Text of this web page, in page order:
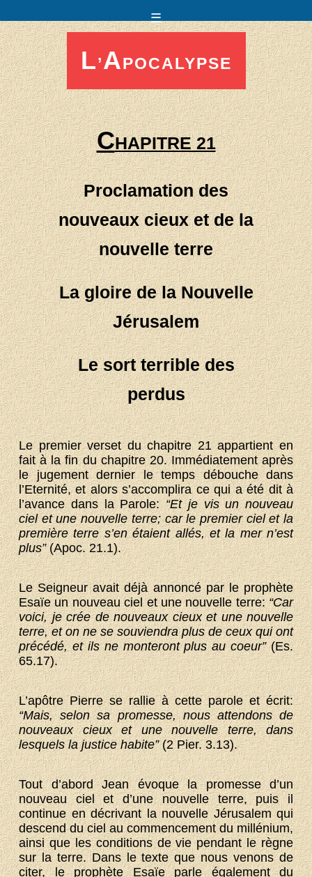
☰
L’APOCALYPSE
CHAPITRE 21
Proclamation des
nouveaux cieux et de la
nouvelle terre
La gloire de la Nouvelle
Jérusalem
Le sort terrible des
perdus
Le premier verset du chapitre 21 appartient en
fait à la fin du chapitre 20. Immédiatement après
le jugement dernier le temps débouche dans
l’Eternité, et alors s’accomplira ce qui a été dit à
l’avance dans la Parole:“Et je vis un nouveau
ciel et une nouvelle terre; car le premier ciel et la
première terre s’en étaient allés, et la mer n’est
plus”(Apoc. 21.1).
Le Seigneur avait déjà annoncé par le prophète
Esaïe un nouveau ciel et une nouvelle terre:“Car
voici, je crée de nouveaux cieux et une nouvelle
terre, et on ne se souviendra plus de ceux qui ont
précédé, et ils ne monteront plus au coeur”(Es.
65.17).
L’apôtre Pierre se rallie à cette parole et écrit:
“Mais, selon sa promesse, nous attendons de
nouveaux cieux et une nouvelle terre, dans
lesquels la justice habite”(2 Pier. 3.13).
Tout d’abord Jean évoque la promesse d’un
nouveau ciel et d’une nouvelle terre, puis il
continue en décrivant la nouvelle Jérusalem qui
descend du ciel au commencement du millénium,
ainsi que les conditions de vie pendant le règne
sur la terre. Dans le texte que nous venons de
citer, le prophète Esaïe parle également du